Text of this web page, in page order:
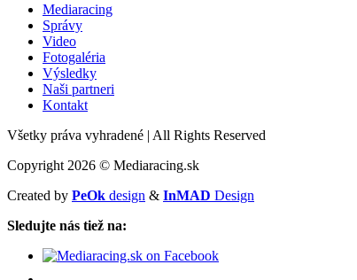
Mediaracing
Správy
Video
Fotogaléria
Výsledky
Naši partneri
Kontakt
Všetky práva vyhradené | All Rights Reserved
Copyright 2026 © Mediaracing.sk
Created by PeOk design & InMAD Design
Sledujte nás tiež na: